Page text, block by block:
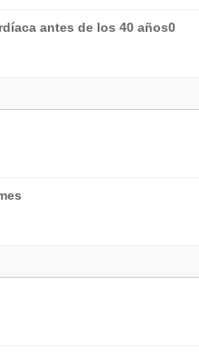
antes de los 40 años0